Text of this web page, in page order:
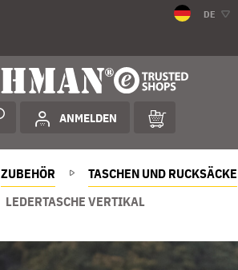
DE
ANMELDEN
ZUBEHÖR
TASCHEN UND RUCKSÄCKE
LEDERTASCHE VERTIKAL